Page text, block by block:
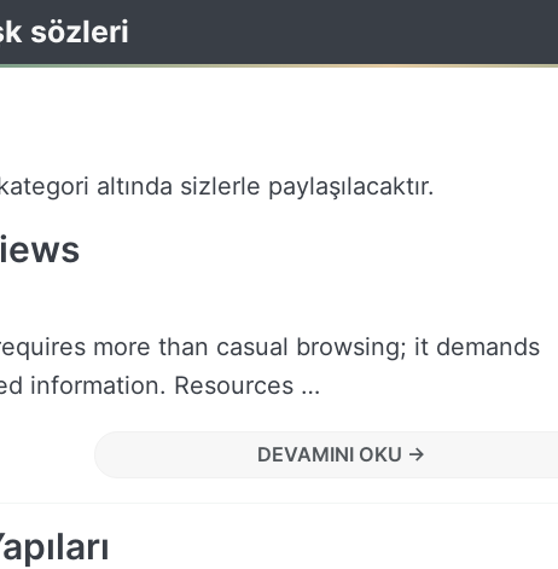
sözleri
altında sizlerle paylaşılacaktır.
more than casual browsing; it demands
information. Resources …
DEVAMINI OKU →